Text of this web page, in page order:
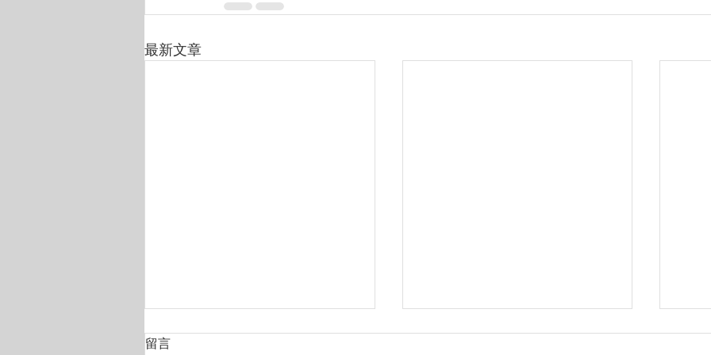
最新文章
留言